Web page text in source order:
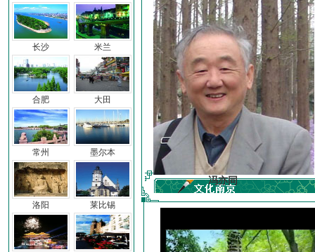
长沙
合肥
常州
洛阳
米兰
大田
墨尔本
莱比锡
前子 冯亦同